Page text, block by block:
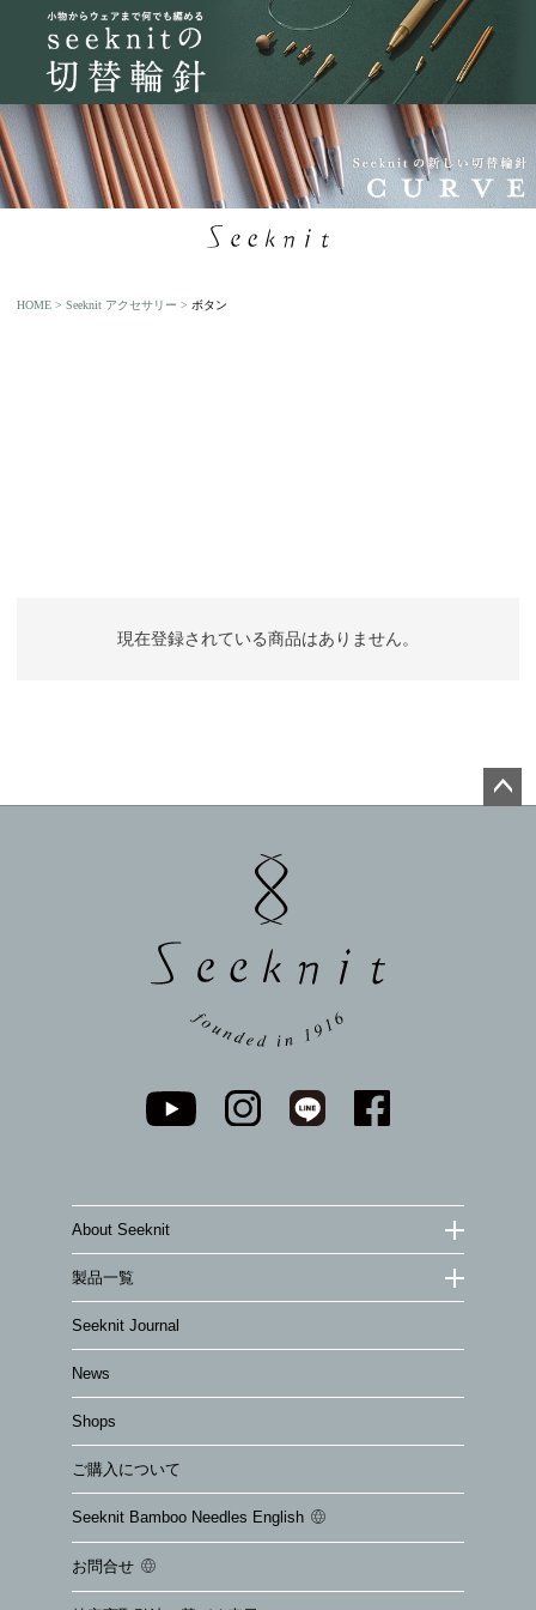
HOME Seeknit アクセサリー ボタン
現在登録されている商品はありません。
About Seeknit
製品一覧
Seeknit Journal
News
Shops
ご購入について
Seeknit Bamboo Needles English
お問合せ